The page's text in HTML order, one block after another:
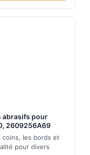
abrasifs pour
2609256A69
coins, les bords et
pour divers